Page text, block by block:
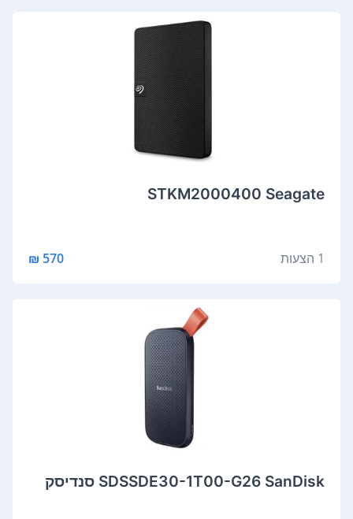
STKM2000400 Seagate
1 הצעות 570 ₪
SDSSDE30-1T00-G26 SanDisk סנדיסק